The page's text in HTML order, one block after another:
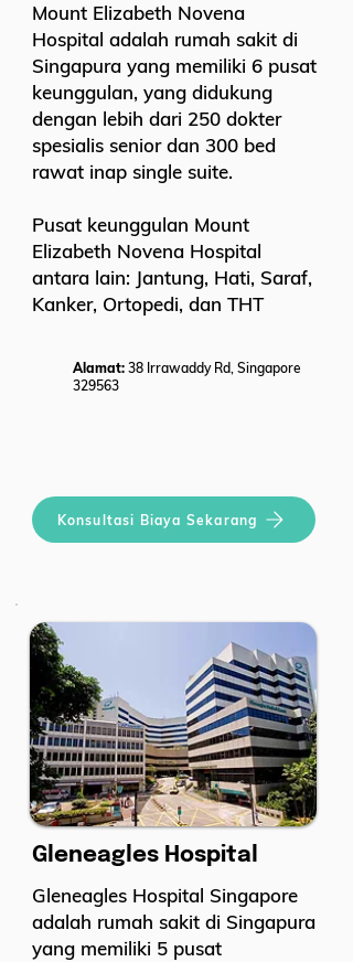
Mount Elizabeth Novena
Hospital adalah rumah sakit di
Singapura yang memiliki 6 pusat
keunggulan, yang didukung
dengan lebih dari 250 dokter
spesialis senior dan 300 bed
rawat inap single suite.
Pusat keunggulan Mount
Elizabeth Novena Hospital
antara lain: Jantung, Hati, Saraf,
Kanker, Ortopedi, dan THT
Alamat: 38 Irrawaddy Rd, Singapore
329563
Konsultasi Biaya Sekarang
Gleneagles Hospital
Gleneagles Hospital Singapore
adalah rumah sakit di Singapura
yang memiliki 5 pusat